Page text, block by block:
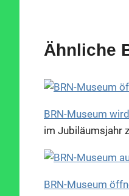
Ähnliche
BRN-Museum
im Jubiläumsjahr
BRN-Museum